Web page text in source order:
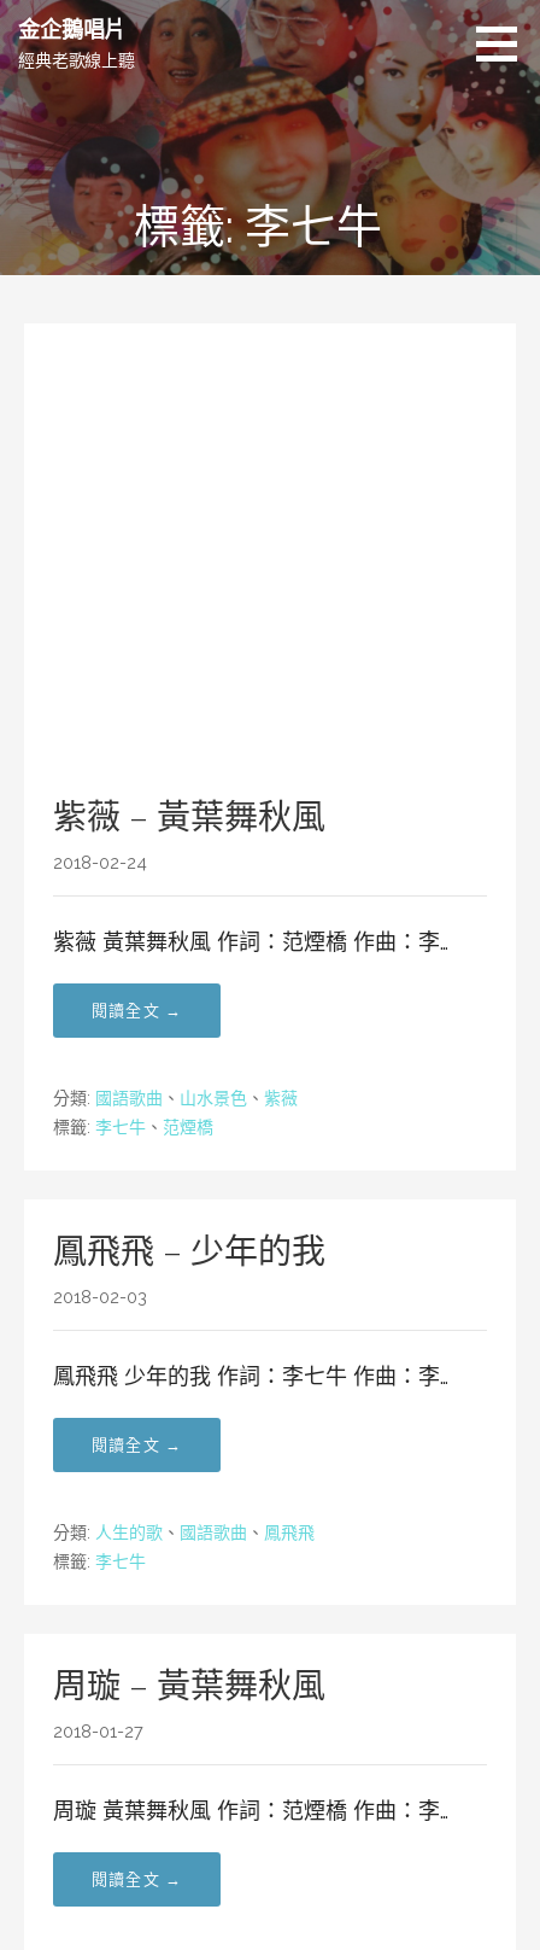
跳
至
主
要
內
容
金企鵝唱片
經典老歌線上聽
標籤: 李七牛
紫薇 – 黃葉舞秋風
2018-02-24
紫薇 黃葉舞秋風 作詞：范煙橋 作曲：李…
閱讀全文 →
分類: 國語歌曲 、 山水景色 、 紫薇
標籤: 李七牛 、 范煙橋
鳳飛飛 – 少年的我
2018-02-03
鳳飛飛 少年的我 作詞：李七牛 作曲：李…
閱讀全文 →
分類: 人生的歌 、 國語歌曲 、 鳳飛飛
標籤: 李七牛
周璇 – 黃葉舞秋風
2018-01-27
周璇 黃葉舞秋風 作詞：范煙橋 作曲：李…
閱讀全文 →